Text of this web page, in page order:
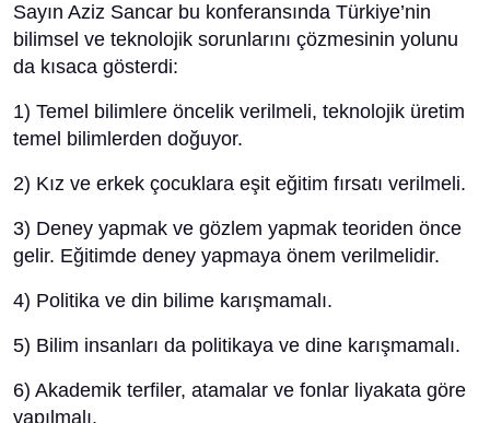
Sayın Aziz Sancar bu konferansında Türkiye’nin
bilimsel ve teknolojik sorunlarını çözmesinin yolunu
da kısaca gösterdi:
1) Temel bilimlere öncelik verilmeli, teknolojik üretim
temel bilimlerden doğuyor.
2) Kız ve erkek çocuklara eşit eğitim fırsatı verilmeli.
3) Deney yapmak ve gözlem yapmak teoriden önce
gelir. Eğitimde deney yapmaya önem verilmelidir.
4) Politika ve din bilime karışmamalı.
5) Bilim insanları da politikaya ve dine karışmamalı.
6) Akademik terfiler, atamalar ve fonlar liyakata göre
yapılmalı.